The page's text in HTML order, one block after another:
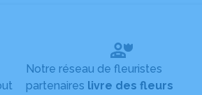
Notre réseau de fleuristes
partenaires livre des fleurs